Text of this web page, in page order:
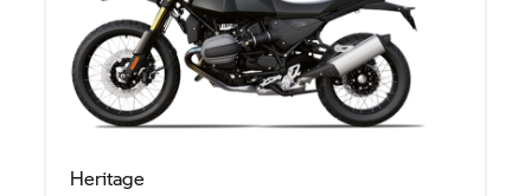
Heritage